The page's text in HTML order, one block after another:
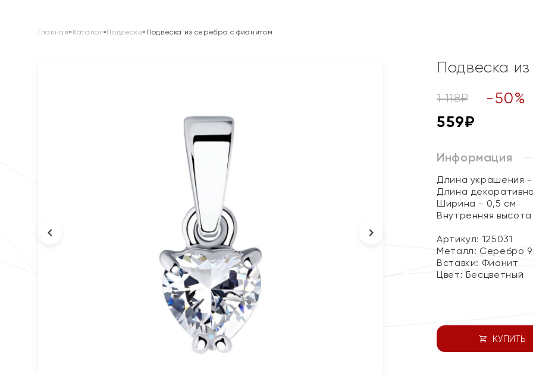
Главная» Каталог»Подвески» Подвеска из серебра с фианитом
Подвеска
1 118₽ -50%
559₽
Информация
Длина украшения -
Длина
Ширина - 0,5 см
Внутренняя
Артикул: 125031
Металл: Серебро
Вставки: Фианит
Цвет: Бесцветный
КУПИТЬ